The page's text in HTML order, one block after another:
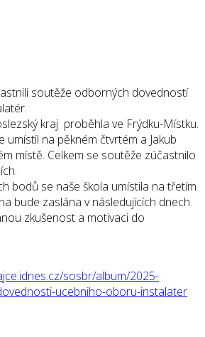
soutěže odborných dovedností
kraj proběhla ve Frýdku-Místku.
umístil na pěkném čtvrtém a Jakub
místě. Celkem se soutěže zúčastnilo
bodů se naše škola umístila na třetím
bude zaslána v následujících dnech.
zkušenost a motivaci do
sosbr/album/2025-
ucebniho-oboru-instalater